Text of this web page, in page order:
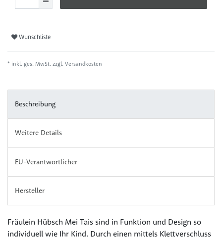
Wunschliste
* inkl. ges. MwSt. zzgl. Versandkosten
Beschreibung
Weitere Details
EU-Verantwortlicher
Hersteller
Fräulein Hübsch Mei Tais sind in Funktion und Design so
individuell wie Ihr Kind. Durch einen mittels Klettverschluss